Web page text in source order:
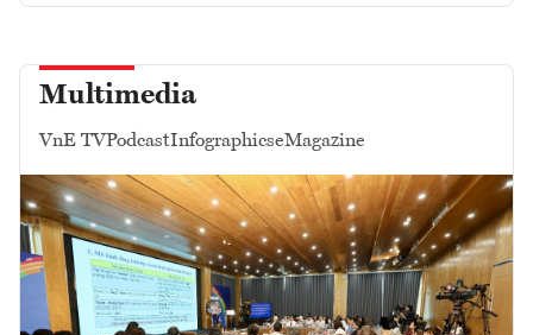
Multimedia
VnE TVPodcastInfographicseMagazine